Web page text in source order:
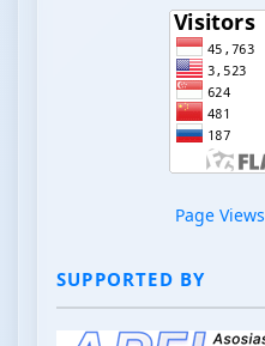
Page Views
SUPPORTED BY